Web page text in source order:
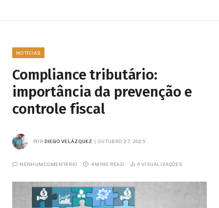
NOTÍCIAS
Compliance tributário:
importância da prevenção e
controle fiscal
POR DIEGO VELÁZQUEZ OUTUBRO 27, 2025
NENHUM COMENTÁRIO 4 MINS READ 6 VISUALIZAÇÕES